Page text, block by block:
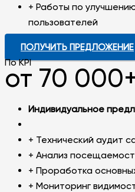
+ Работы по
пользователей
ПОЛУЧИТЬ ПРЕДЛОЖЕНИЕ
По KPI
от 70
Индивидуальное
+ Технический аудит
+ Анализ
+ Проработка
+ Мониторинг